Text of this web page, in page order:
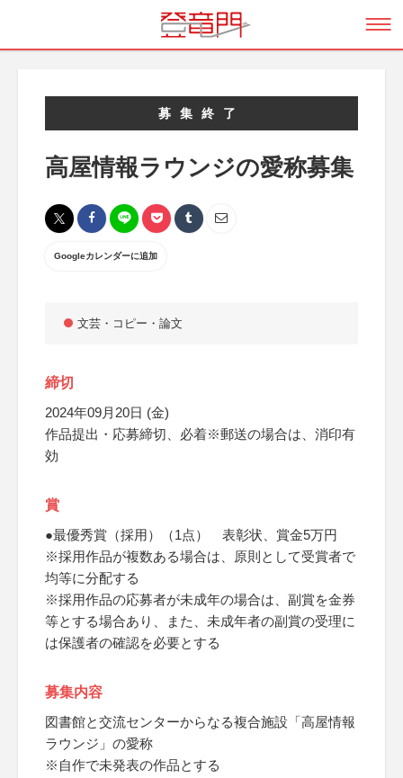
募集終了
高屋情報ラウンジの愛称募集
Googleカレンダーに追加
文芸・コピー・論文
締切
2024年09月20日 (金)
作品提出・応募締切、必着※郵送の場合は、消印有
効
賞
●最優秀賞（採用）（1点） 表彰状、賞金5万円
※採用作品が複数ある場合は、原則として受賞者で
均等に分配する
※採用作品の応募者が未成年の場合は、副賞を金券
等とする場合あり、また、未成年者の副賞の受理に
は保護者の確認を必要とする
募集内容
図書館と交流センターからなる複合施設「高屋情報
ラウンジ」の愛称
※自作で未発表の作品とする